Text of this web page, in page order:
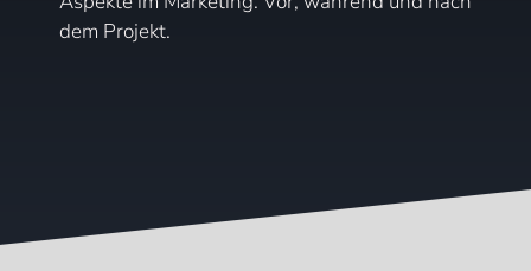
dem Projekt.